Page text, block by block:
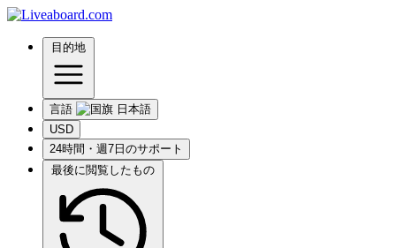
目的地
言語
USD
24時間・週7日のサポート
最後に閲覧したもの